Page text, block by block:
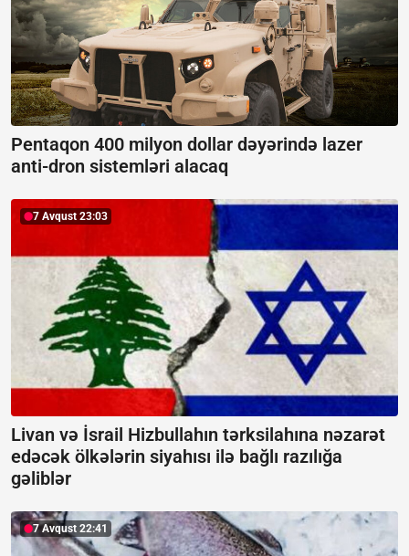
Pentaqon 400 milyon dollar dəyərində lazer
anti-dron sistemləri alacaq
7 Avqust 23:03
Livan və İsrail Hizbullahın tərksilahına nəzarət
edəcək ölkələrin siyahısı ilə bağlı razılığa
gəliblər
7 Avqust 22:41